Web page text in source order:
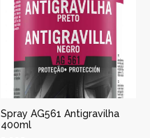
Spray AG561 Antigravilha
400ml